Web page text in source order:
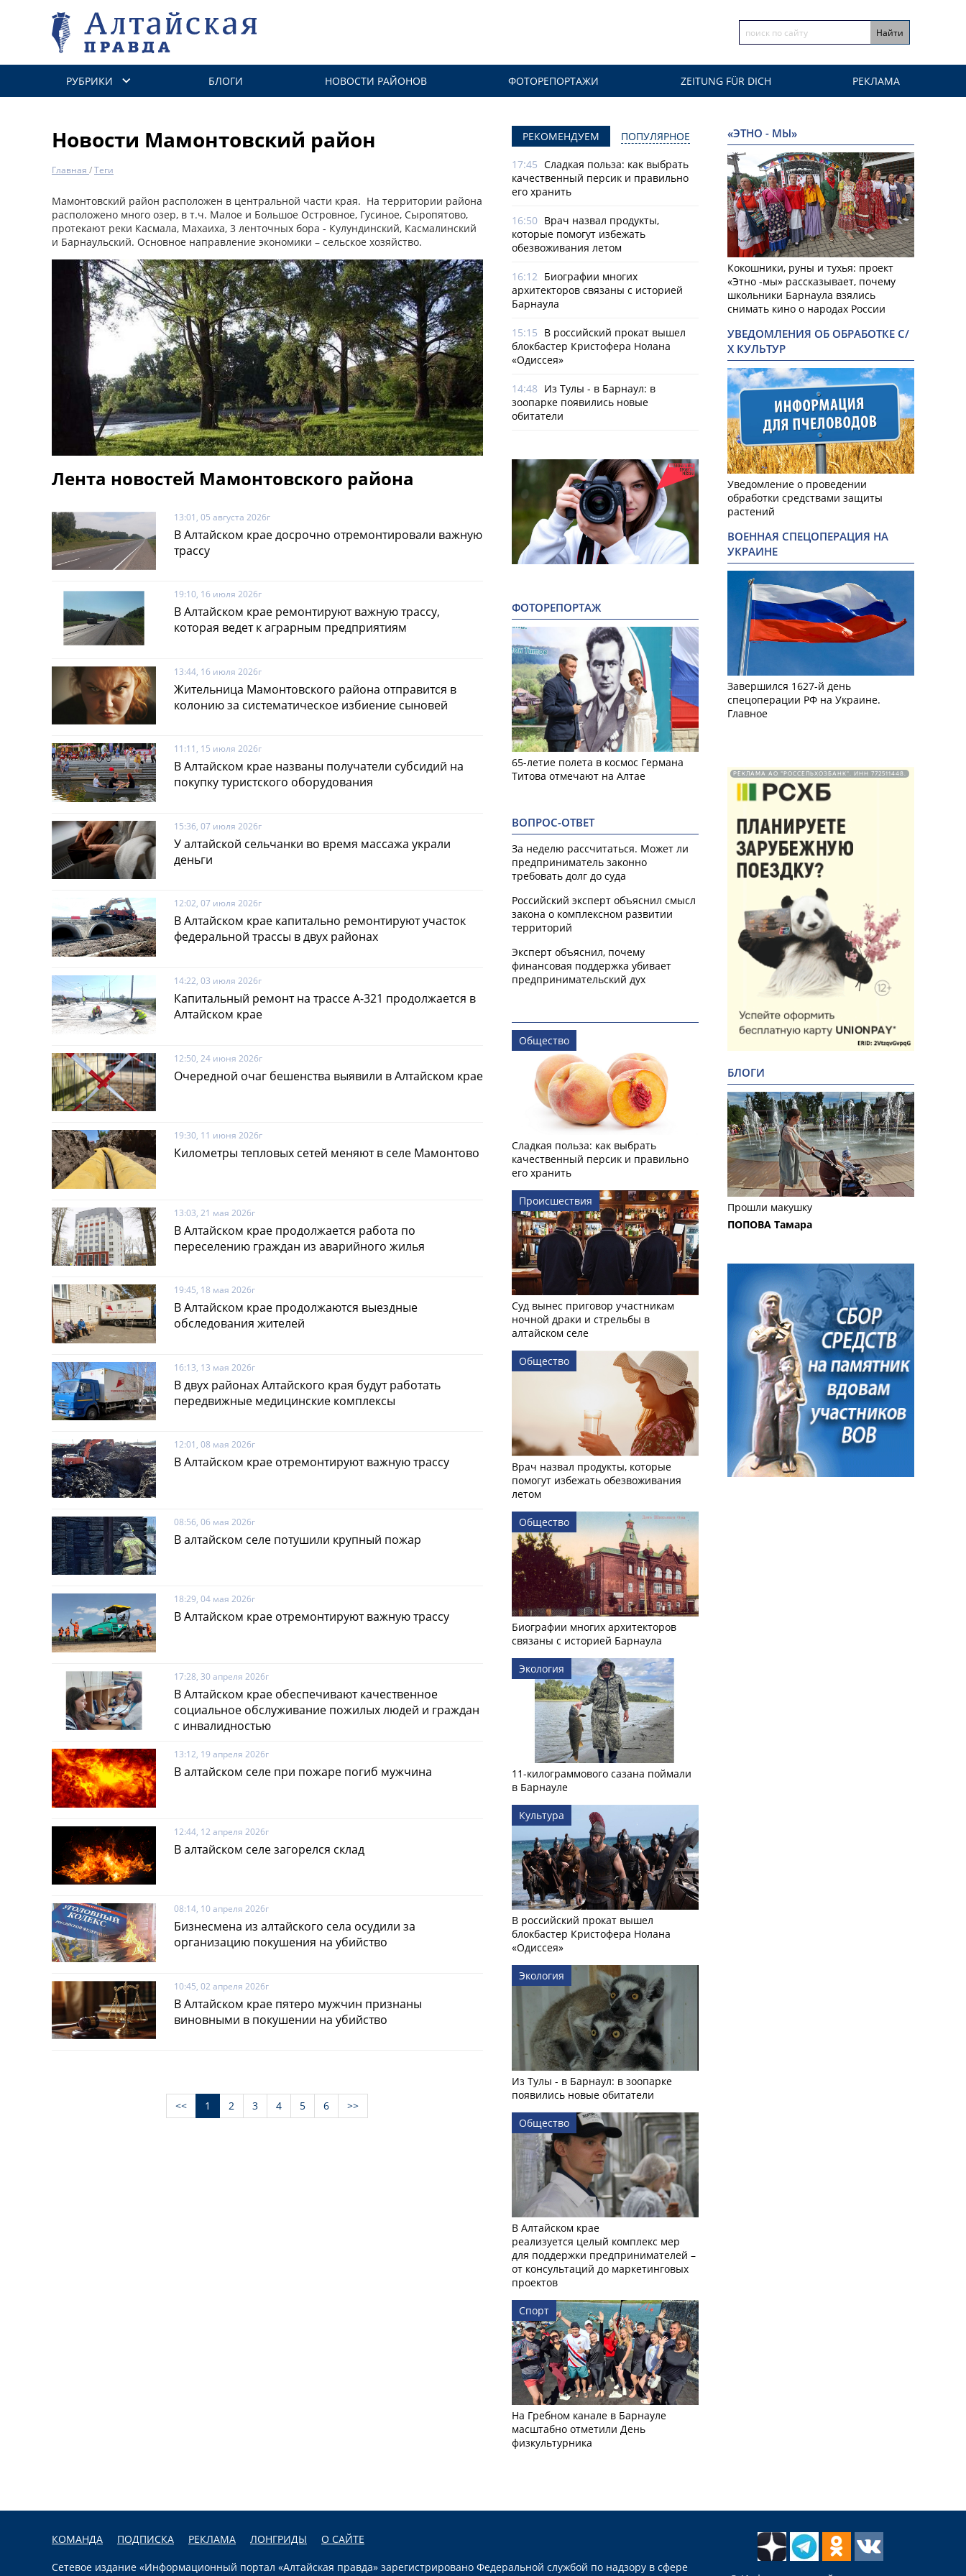
РУБРИКИ БЛОГИ НОВОСТИ РАЙОНОВ ФОТОРЕПОРТАЖИ ZEITUNG FÜR DICH РЕКЛАМА
Новости Мамонтовский район
Главная /Теги
Мамонтовский район расположен в центральной части края. На территории района
расположено много озер, в т.ч. Малое и Большое Островное, Гусиное, Сыропятово,
протекают реки Касмала, Махаиха, 3 ленточных бора - Кулундинский, Касмалинский
и Барнаульский. Основное направление экономики – сельское хозяйство.
Лента новостей Мамонтовского района
13:01, 05 августа 2026г
В Алтайском крае досрочно отремонтировали важную
трассу
19:10, 16 июля 2026г
В Алтайском крае ремонтируют важную трассу,
которая ведет к аграрным предприятиям
13:44, 16 июля 2026г
Жительница Мамонтовского района отправится в
колонию за систематическое избиение сыновей
11:11, 15 июля 2026г
В Алтайском крае названы получатели субсидий на
покупку туристского оборудования
15:36, 07 июля 2026г
У алтайской сельчанки во время массажа украли
деньги
12:02, 07 июля 2026г
В Алтайском крае капитально ремонтируют участок
федеральной трассы в двух районах
14:22, 03 июля 2026г
Капитальный ремонт на трассе А-321 продолжается в
Алтайском крае
12:50, 24 июня 2026г
Очередной очаг бешенства выявили в Алтайском крае
19:30, 11 июня 2026г
Километры тепловых сетей меняют в селе Мамонтово
13:03, 21 мая 2026г
В Алтайском крае продолжается работа по
переселению граждан из аварийного жилья
19:45, 18 мая 2026г
В Алтайском крае продолжаются выездные
обследования жителей
16:13, 13 мая 2026г
В двух районах Алтайского края будут работать
передвижные медицинские комплексы
12:01, 08 мая 2026г
В Алтайском крае отремонтируют важную трассу
08:56, 06 мая 2026г
В алтайском селе потушили крупный пожар
18:29, 04 мая 2026г
В Алтайском крае отремонтируют важную трассу
17:28, 30 апреля 2026г
В Алтайском крае обеспечивают качественное
социальное обслуживание пожилых людей и граждан
с инвалидностью
13:12, 19 апреля 2026г
В алтайском селе при пожаре погиб мужчина
12:44, 12 апреля 2026г
В алтайском селе загорелся склад
08:14, 10 апреля 2026г
Бизнесмена из алтайского села осудили за
организацию покушения на убийство
10:45, 02 апреля 2026г
В Алтайском крае пятеро мужчин признаны
виновными в покушении на убийство
<< 1 2 3 4 5 6 >>
РЕКОМЕНДУЕМ ПОПУЛЯРНОЕ
17:45 Сладкая польза: как выбрать
качественный персик и правильно
его хранить
16:50 Врач назвал продукты,
которые помогут избежать
обезвоживания летом
16:12 Биографии многих
архитекторов связаны с историей
Барнаула
15:15 В российский прокат вышел
блокбастер Кристофера Нолана
«Одиссея»
14:48 Из Тулы - в Барнаул: в
зоопарке появились новые
обитатели
ФОТОРЕПОРТАЖ
65-летие полета в космос Германа
Титова отмечают на Алтае
ВОПРОС-ОТВЕТ
За неделю рассчитаться. Может ли
предприниматель законно
требовать долг до суда
Российский эксперт объяснил смысл
закона о комплексном развитии
территорий
Эксперт объяснил, почему
финансовая поддержка убивает
предпринимательский дух
Общество
Сладкая польза: как выбрать
качественный персик и правильно
его хранить
Происшествия
Суд вынес приговор участникам
ночной драки и стрельбы в
алтайском селе
Общество
Врач назвал продукты, которые
помогут избежать обезвоживания
летом
Общество
Биографии многих архитекторов
связаны с историей Барнаула
Экология
11-килограммового сазана поймали
в Барнауле
Культура
В российский прокат вышел
блокбастер Кристофера Нолана
«Одиссея»
Экология
Из Тулы - в Барнаул: в зоопарке
появились новые обитатели
Общество
В Алтайском крае
реализуется целый комплекс мер
для поддержки предпринимателей –
от консультаций до маркетинговых
проектов
Спорт
На Гребном канале в Барнауле
масштабно отметили День
физкультурника
«ЭТНО - МЫ»
Кокошники, руны и тухья: проект
«Этно -мы» рассказывает, почему
школьники Барнаула взялись
снимать кино о народах России
УВЕДОМЛЕНИЯ ОБ ОБРАБОТКЕ С/
Х КУЛЬТУР
Уведомление о проведении
обработки средствами защиты
растений
ВОЕННАЯ СПЕЦОПЕРАЦИЯ НА
УКРАИНЕ
Завершился 1627-й день
спецоперации РФ на Украине.
Главное
РЕКЛАМА АО "РОССЕЛЬХОЗБАНК". ИНН 772511448.
БЛОГИ
Прошли макушку
ПОПОВА Тамара
КОМАНДА ПОДПИСКА РЕКЛАМА ЛОНГРИДЫ О САЙТЕ
Сетевое издание «Информационный портал «Алтайская правда» зарегистрировано Федеральной службой по надзору в сфере